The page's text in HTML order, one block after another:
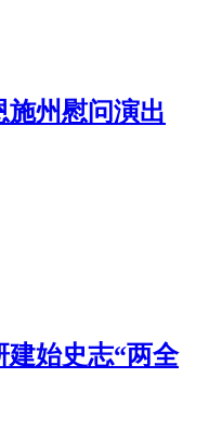
施州慰问演出
建始史志“两全